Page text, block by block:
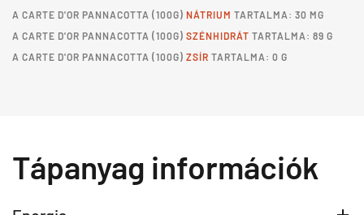
A CARTE D'OR PANNACOTTA (100G) NÁTRIUM TARTALMA: 30 MG
A CARTE D'OR PANNACOTTA (100G) SZÉNHIDRÁT TARTALMA: 89 G
A CARTE D'OR PANNACOTTA (100G) ZSÍR TARTALMA: 0 G
Tápanyag információk